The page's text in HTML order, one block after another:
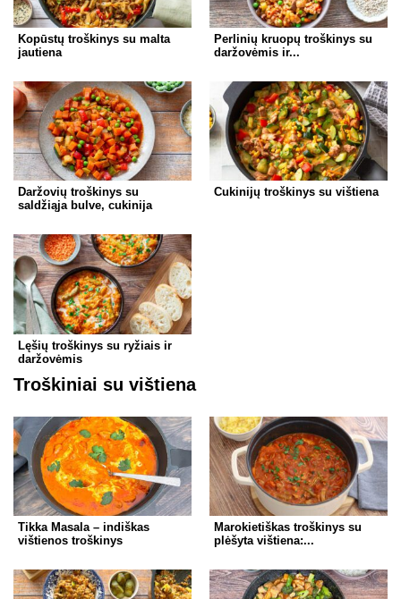
Kopūstų troškinys su malta
jautiena
Perlinių kruopų troškinys su
daržovėmis ir...
Daržovių troškinys su
saldžiąja bulve, cukinija
Cukinijų troškinys su vištiena
Lęšių troškinys su ryžiais ir
daržovėmis
Troškiniai su vištiena
Tikka Masala – indiškas
vištienos troškinys
Marokietiškas troškinys su
plėšyta vištiena:...